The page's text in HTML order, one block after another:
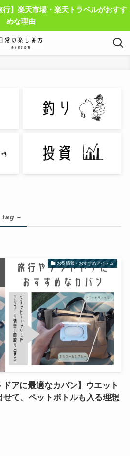
行】楽天市場・楽天トラベルがおすす
めな理由
tag –
お得情報・おすすめアイテム
ドアに最適なカバン】ウエット
せて、ペットボトルも入る理想